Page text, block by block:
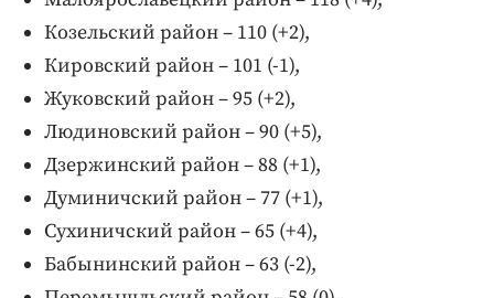
Козельский район – 110 (+2),
Кировский район – 101 (-1),
Жуковский район – 95 (+2),
Людиновский район – 90 (+5),
Дзержинский район – 88 (+1),
Думиничский район – 77 (+1),
Сухиничский район – 65 (+4),
Бабынинский район – 63 (-2),